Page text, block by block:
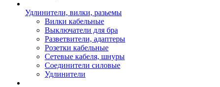
Удлинители, вилки, разьемы
Вилки кабельные
Выключатели для бра
Разветвители, адаптеры
Розетки кабельные
Сетевые кабеля, шнуры
Соединители силовые
Удлинители